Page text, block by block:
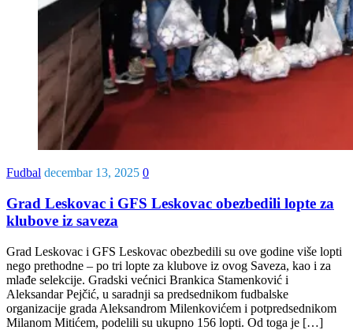
Fudbal decembar 13, 2025 0
Grad Leskovac i GFS Leskovac obezbedili lopte za
klubove iz saveza
Grad Leskovac i GFS Leskovac obezbedili su ove godine više lopti
nego prethodne – po tri lopte za klubove iz ovog Saveza, kao i za
mlađe selekcije. Gradski većnici Brankica Stamenković i
Aleksandar Pejčić, u saradnji sa predsednikom fudbalske
organizacije grada Aleksandrom Milenkovićem i potpredsednikom
Milanom Mitićem, podelili su ukupno 156 lopti. Od toga je […]